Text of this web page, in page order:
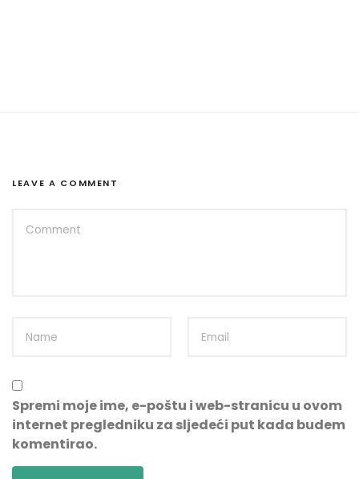
LEAVE A COMMENT
Spremi moje ime, e-poštu i web-stranicu u ovom
internet pregledniku za sljedeći put kada budem
komentirao.